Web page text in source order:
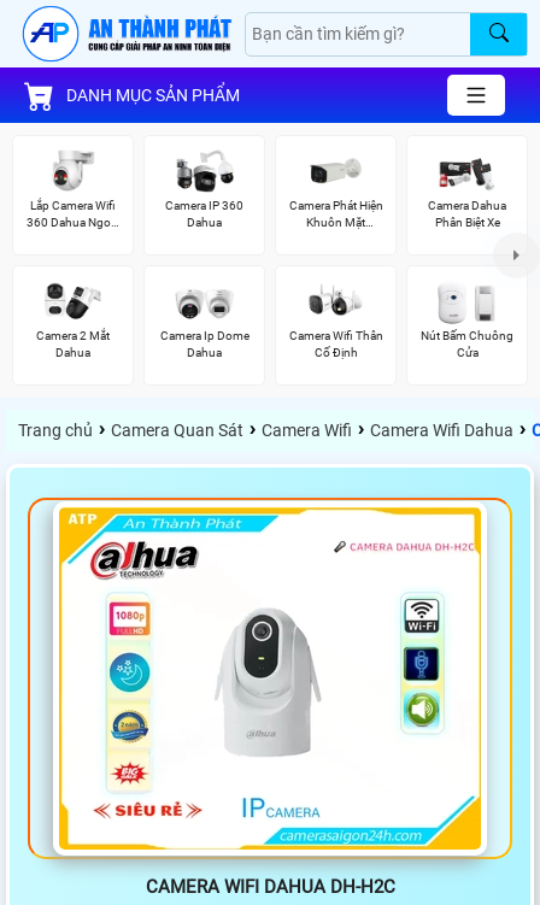
DANH MỤC SẢN PHẨM
Lắp Camera Wifi
360 Dahua Ngoài
Camera IP 360
Dahua
Camera Phát Hiện
Khuôn Mặt
Camera Dahua
Phân Biệt Xe
Camera 2 Mắt
Dahua
Camera Ip Dome
Dahua
Camera Wifi Thân
Cố Định
Nút Bấm Chuông
Cửa
Trang chủ › Camera Quan Sát › Camera Wifi › Camera Wifi Dahua ›
CAMERA WIFI DAHUA DH-H2C